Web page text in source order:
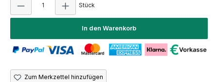
Stück
In den Warenkorb
Zum Merkzettel hinzufügen